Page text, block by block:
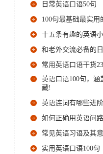
日常英语口语50句
100句最基础最实用
十五条有趣的英语
和老外交流必备的
常用英语口语干货
英语口语100句，
藏!
英语连词有哪些进
如何正确用英语问
常见英语习语及其
实用英语口语100句